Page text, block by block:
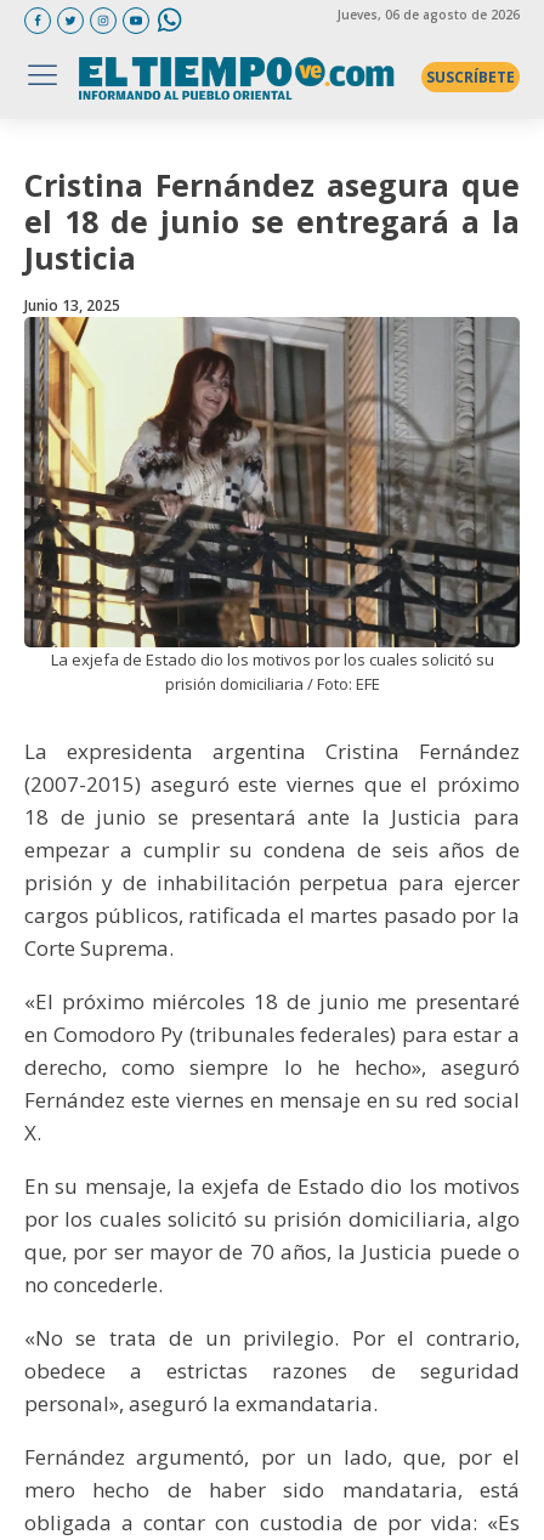
Jueves, 06 de agosto de 2026
SUSCRÍBETE
Cristina Fernández asegura que
el 18 de junio se entregará a la
Justicia
Junio 13, 2025
La exjefa de Estado dio los motivos por los cuales solicitó su
prisión domiciliaria / Foto: EFE
La expresidenta argentina Cristina Fernández
(2007-2015) aseguró este viernes que el próximo
18 de junio se presentará ante la Justicia para
empezar a cumplir su condena de seis años de
prisión y de inhabilitación perpetua para ejercer
cargos públicos, ratificada el martes pasado por la
Corte Suprema.
«El próximo miércoles 18 de junio me presentaré
en Comodoro Py (tribunales federales) para estar a
derecho, como siempre lo he hecho», aseguró
Fernández este viernes en mensaje en su red social
X.
En su mensaje, la exjefa de Estado dio los motivos
por los cuales solicitó su prisión domiciliaria, algo
que, por ser mayor de 70 años, la Justicia puede o
no concederle.
«No se trata de un privilegio. Por el contrario,
obedece a estrictas razones de seguridad
personal», aseguró la exmandataria.
Fernández argumentó, por un lado, que, por el
mero hecho de haber sido mandataria, está
obligada a contar con custodia de por vida: «Es